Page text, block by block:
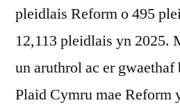
pleidlais Reform o 495
12,113 pleidlais yn 2025.
un aruthrol ac er
Plaid Cymru mae Reform